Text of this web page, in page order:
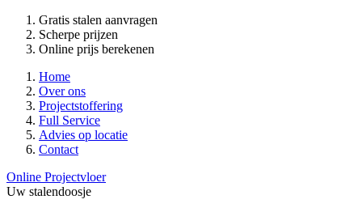
Gratis stalen aanvragen
Scherpe prijzen
Online prijs berekenen
Home
Over ons
Projectstoffering
Full Service
Advies op locatie
Contact
Online Projectvloer
Uw stalendoosje